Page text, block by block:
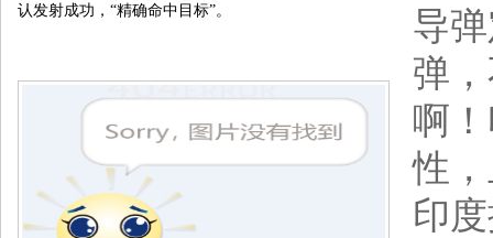
认发射成功，“精确命中目标”。
导
弹
啊
性
印